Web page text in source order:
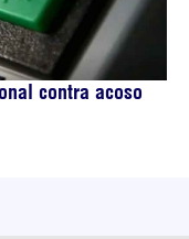
contra acoso